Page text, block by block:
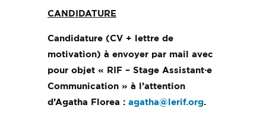
CANDIDATURE
Candidature (CV + lettre de
motivation) à envoyer par mail avec
pour objet « RIF – Stage Assistant·e
Communication » à l’attention
d’Agatha Florea : agatha@lerif.org.